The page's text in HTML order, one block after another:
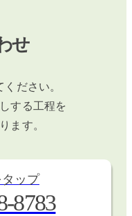
せ
ださい。
する工程を
ます。
ップ
8783